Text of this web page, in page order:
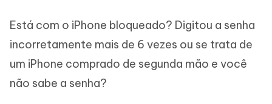
Está com o iPhone bloqueado? Digitou a senha
incorretamente mais de 6 vezes ou se trata de
um iPhone comprado de segunda mão e você
não sabe a senha?